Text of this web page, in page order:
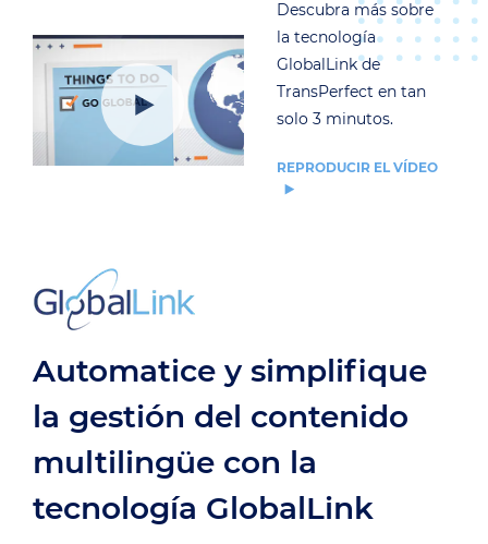
Descubra más sobre
la tecnología
GlobalLink de
TransPerfect en tan
solo 3 minutos.
REPRODUCIR EL VÍDEO
Automatice y simplifique
la gestión del contenido
multilingüe con la
tecnología GlobalLink